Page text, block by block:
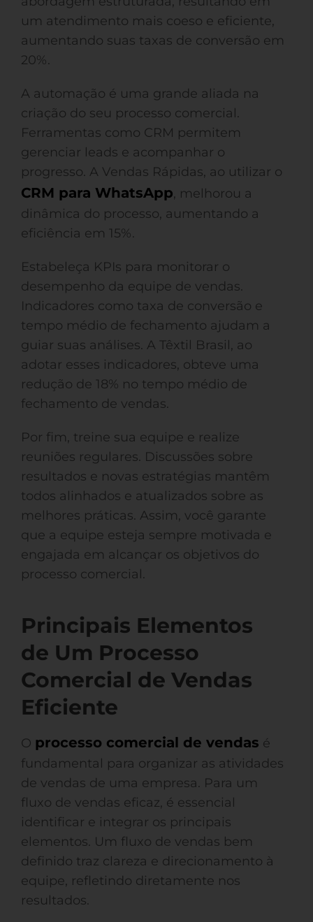
um atendimento mais coeso e eficiente,
aumentando suas taxas de conversão em
20%.
A automação é uma grande aliada na
criação do seu processo comercial.
Ferramentas como CRM permitem
gerenciar leads e acompanhar o
progresso. A Vendas Rápidas, ao utilizar o
CRM para WhatsApp, melhorou a
dinâmica do processo, aumentando a
eficiência em 15%.
Estabeleça KPIs para monitorar o
desempenho da equipe de vendas.
Indicadores como taxa de conversão e
tempo médio de fechamento ajudam a
guiar suas análises. A Têxtil Brasil, ao
adotar esses indicadores, obteve uma
redução de 18% no tempo médio de
fechamento de vendas.
Por fim, treine sua equipe e realize
reuniões regulares. Discussões sobre
resultados e novas estratégias mantêm
todos alinhados e atualizados sobre as
melhores práticas. Assim, você garante
que a equipe esteja sempre motivada e
engajada em alcançar os objetivos do
processo comercial.
Principais Elementos
de Um Processo
Comercial de Vendas
Eficiente
O processo comercial de vendas é
fundamental para organizar as atividades
de vendas de uma empresa. Para um
fluxo de vendas eficaz, é essencial
identificar e integrar os principais
elementos. Um fluxo de vendas bem
definido traz clareza e direcionamento à
equipe, refletindo diretamente nos
resultados.